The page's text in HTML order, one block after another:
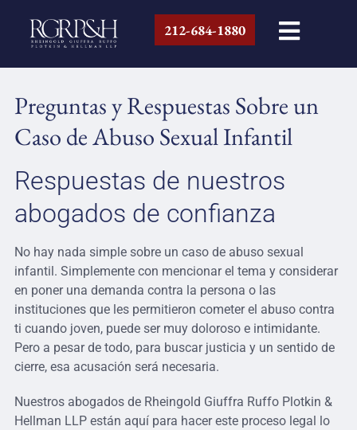
212-684-1880
Preguntas y Respuestas Sobre un
Caso de Abuso Sexual Infantil
Respuestas de nuestros
abogados de confianza
No hay nada simple sobre un caso de abuso sexual
infantil. Simplemente con mencionar el tema y considerar
en poner una demanda contra la persona o las
instituciones que les permitieron cometer el abuso contra
ti cuando joven, puede ser muy doloroso e intimidante.
Pero a pesar de todo, para buscar justicia y un sentido de
cierre, esa acusación será necesaria.
Nuestros abogados de Rheingold Giuffra Ruffo Plotkin &
Hellman LLP están aquí para hacer este proceso legal lo